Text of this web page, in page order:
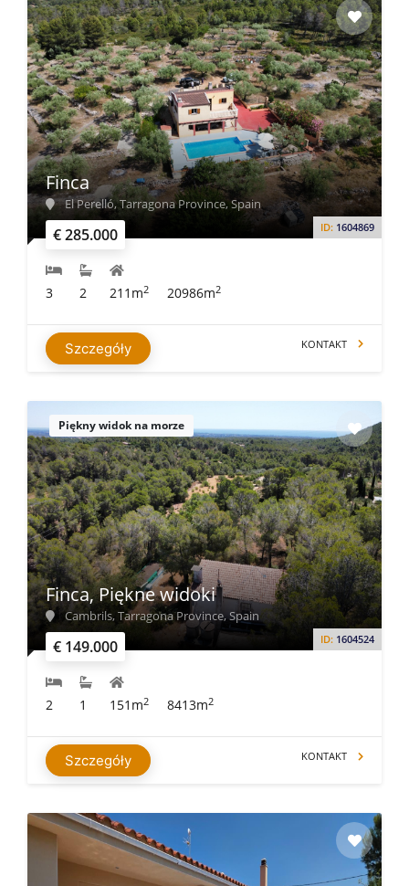
€ 285.000 ID: 1604869
Finca
El Perelló, Tarragona Province, Spain
3 2 211m2 20986m2
Szczegóły KONTAKT
Piękny widok na morze
€ 149.000 ID: 1604524
Finca, Piękne widoki
Cambrils, Tarragona Province, Spain
2 1 151m2 8413m2
Szczegóły KONTAKT